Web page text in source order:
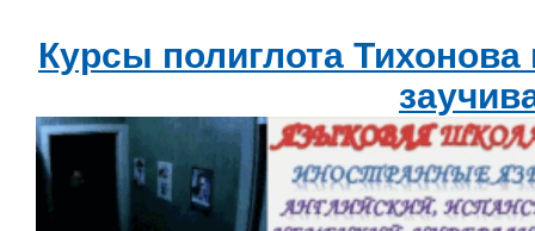
Курсы полиглота